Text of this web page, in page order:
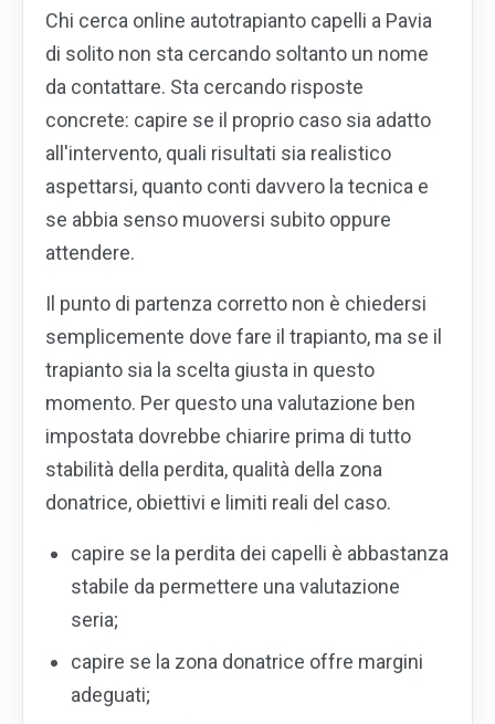
Chi cerca online autotrapianto capelli a Pavia
di solito non sta cercando soltanto un nome
da contattare. Sta cercando risposte
concrete: capire se il proprio caso sia adatto
all'intervento, quali risultati sia realistico
aspettarsi, quanto conti davvero la tecnica e
se abbia senso muoversi subito oppure
attendere.
Il punto di partenza corretto non è chiedersi
semplicemente dove fare il trapianto, ma se il
trapianto sia la scelta giusta in questo
momento. Per questo una valutazione ben
impostata dovrebbe chiarire prima di tutto
stabilità della perdita, qualità della zona
donatrice, obiettivi e limiti reali del caso.
capire se la perdita dei capelli è abbastanza
stabile da permettere una valutazione
seria;
capire se la zona donatrice offre margini
adeguati;